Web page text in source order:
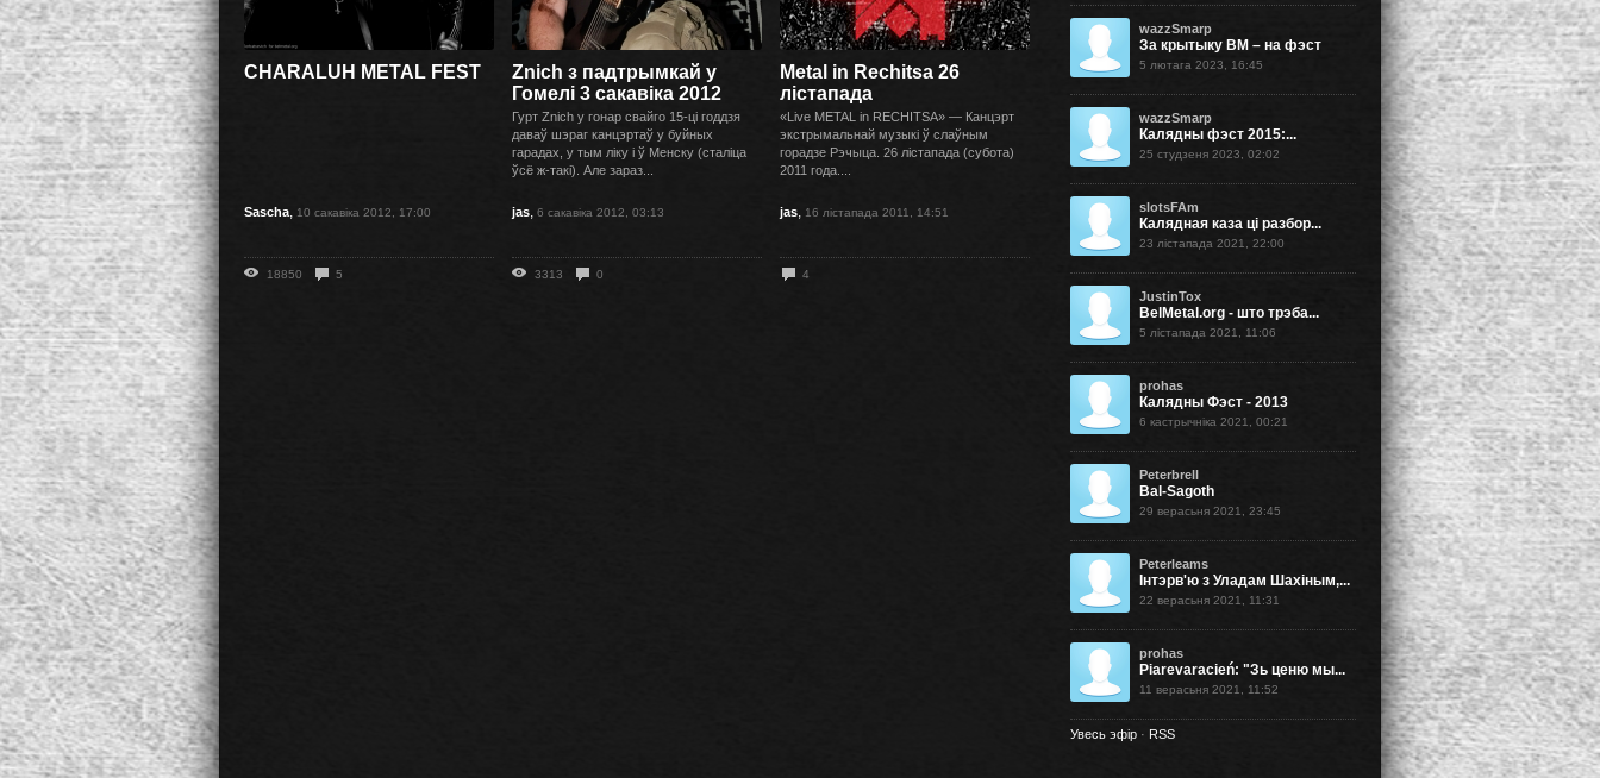
wazzSmarp
За крытыку BM – на фэст
5 лютага 2023, 16:45
wazzSmarp
Калядны фэст 2015:...
25 студзеня 2023, 02:02
slotsFAm
Калядная каза ці разбор...
23 лістапада 2021, 22:00
JustinTox
BelMetal.org - што трэба...
5 лістапада 2021, 11:06
prohas
Калядны Фэст - 2013
6 кастрычніка 2021, 00:21
Peterbrell
Bal-Sagoth
29 верасьня 2021, 23:45
Peterleams
Інтэрв'ю з Уладам Шахіным,...
22 верасьня 2021, 11:31
prohas
Piarevaracień: "Зь ценю мы...
11 верасьня 2021, 11:52
Увесь эфір · RSS
CHARALUH METAL FEST
Sascha, 10 сакавіка 2012, 17:00
18850 5
Znich з падтрымкай у
Гомелі 3 сакавіка 2012
Гурт Znich у гонар свайго 15-ці годдзя
даваў шэраг канцэртаў у буйных
гарадах, у тым ліку і ў Менску (сталіца
ўсё ж-такі). Але зараз...
jas, 6 сакавіка 2012, 03:13
3313 0
Metal in Rechitsa 26
лістапада
«Live METAL in RECHITSA» — Канцэрт
экстрымальнай музыкі ў слаўным
горадзе Рэчыца. 26 лістапада (субота)
2011 года....
jas, 16 лістапада 2011, 14:51
4